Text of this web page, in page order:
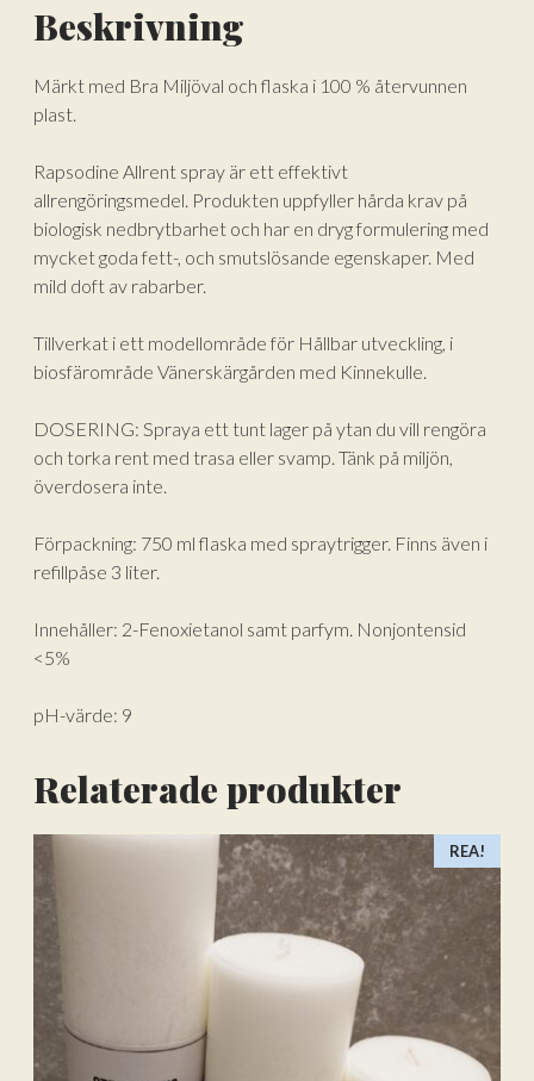
Beskrivning
Märkt med Bra Miljöval och flaska i 100 % återvunnen
plast.
Rapsodine Allrent spray är ett effektivt
allrengöringsmedel. Produkten uppfyller hårda krav på
biologisk nedbrytbarhet och har en dryg formulering med
mycket goda fett-, och smutslösande egenskaper. Med
mild doft av rabarber.
Tillverkat i ett modellområde för Hållbar utveckling, i
biosfärområde Vänerskärgården med Kinnekulle.
DOSERING: Spraya ett tunt lager på ytan du vill rengöra
och torka rent med trasa eller svamp. Tänk på miljön,
överdosera inte.
Förpackning: 750 ml flaska med spraytrigger. Finns även i
refillpåse 3 liter.
Innehåller: 2-Fenoxietanol samt parfym. Nonjontensid
<5%
pH-värde: 9
Relaterade produkter
REA!